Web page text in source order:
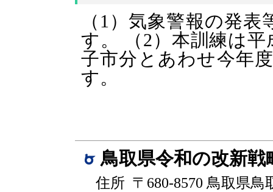
（1）気象警報の発
す。
（2）本訓練は
子市分とあわせ今年
す。
鳥取県令和の改新
住所 〒680-8570 鳥取県鳥